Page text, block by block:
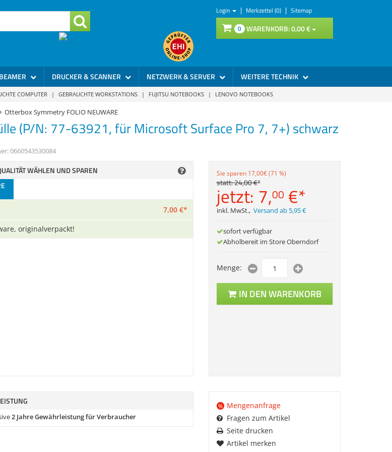
Login | Merkzettel (0) | Sitemap
0 WARENKORB:0,00€
DRUCKER & SCANNER NETZWERK & SERVER WEITERE TECHNIK
COMPUTER | GEBRAUCHTE WORKSTATIONS | FUJITSU NOTEBOOKS | LENOVO NOTEBOOKS
Otterbox Symmetry FOLIO NEUWARE
(P/N: 77-63921, für Microsoft Surface Pro 7, 7+) schwarz
0660543530084
WÄHLEN UND SPAREN
7,00 €*
originalverpackt!
2 Jahre Gewährleistung für Verbraucher
Sie sparen 17,00€ (71 %)
statt:24,00€*
jetzt: 7,00 €*
inkl. MwSt., Versand ab 5,95 €
sofort verfügbar
Abholbereit im Store Oberndorf
Menge:
IN DEN WARENKORB
%
Mengenanfrage
Fragen zum Artikel
Seite drucken
Artikel merken